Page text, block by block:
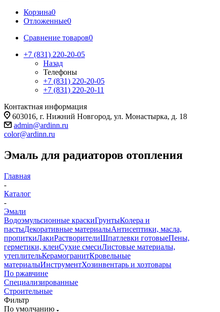
Корзина0
Отложенные0
Сравнение товаров0
+7 (831) 220-20-05
Назад
Телефоны
+7 (831) 220-20-05
+7 (831) 220-20-11
Контактная информация
603016, г. Нижний Новгород, ул. Монастырка, д. 18
admin@ardinn.ru
color@ardinn.ru
Эмаль для радиаторов отопления
Главная
-
Каталог
-
Эмали
Водоэмульсионные краскиГрунтыКолера и
пастыДекоративные материалыАнтисептики, масла,
пропиткиЛакиРастворителиШпатлевки готовыеПены,
герметики, клеиСухие смесиЛистовые материалы,
утеплительКерамогранитКровельные
материалыИнструментХозинвентарь и хозтовары
По ржавчине
Специализированные
Строительные
Фильтр
По умолчанию